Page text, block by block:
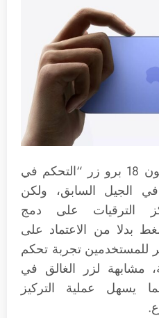
من المتوقع أن يضم آي-فون 18 برو زر “التحكم في
في الجيل السابق، ولكن
الترقيات على دمج
بدلا من الاعتماد على
للمستخدمين تجربة تحكم
مشابهة لزر الغالق في
يسهل عملية التركيز